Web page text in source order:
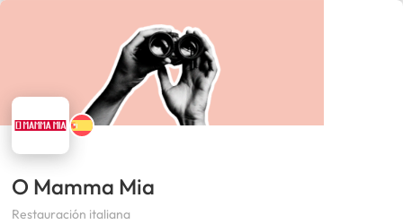
O Mamma Mia
Restauración italiana